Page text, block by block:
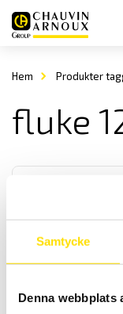
Samtycke
Denna webbplats
Hem Produkter
fluke